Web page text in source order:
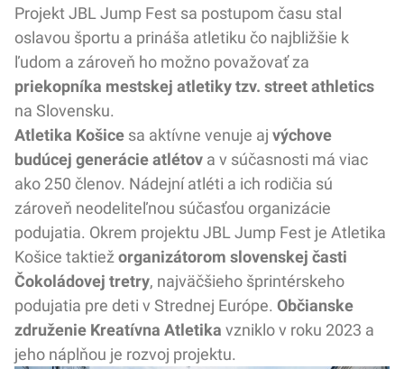
Projekt JBL Jump Fest sa postupom času stal
oslavou športu a prináša atletiku čo najbližšie k
ľudom a zároveň ho možno považovať za
priekopníka mestskej atletiky tzv. street athletics
na Slovensku.
Atletika Košice sa aktívne venuje aj výchove
budúcej generácie atlétov a v súčasnosti má viac
ako 250 členov. Nádejní atléti a ich rodičia sú
zároveň neodeliteľnou súčasťou organizácie
podujatia. Okrem projektu JBL Jump Fest je Atletika
Košice taktiež organizátorom slovenskej časti
Čokoládovej tretry, najväčšieho šprintérskeho
podujatia pre deti v Strednej Európe. Občianske
združenie Kreatívna Atletika vzniklo v roku 2023 a
jeho náplňou je rozvoj projektu.